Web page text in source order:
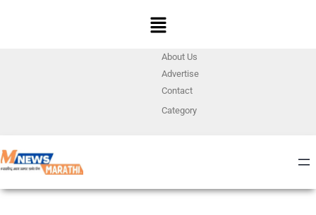
About Us
Advertise
Contact
Category